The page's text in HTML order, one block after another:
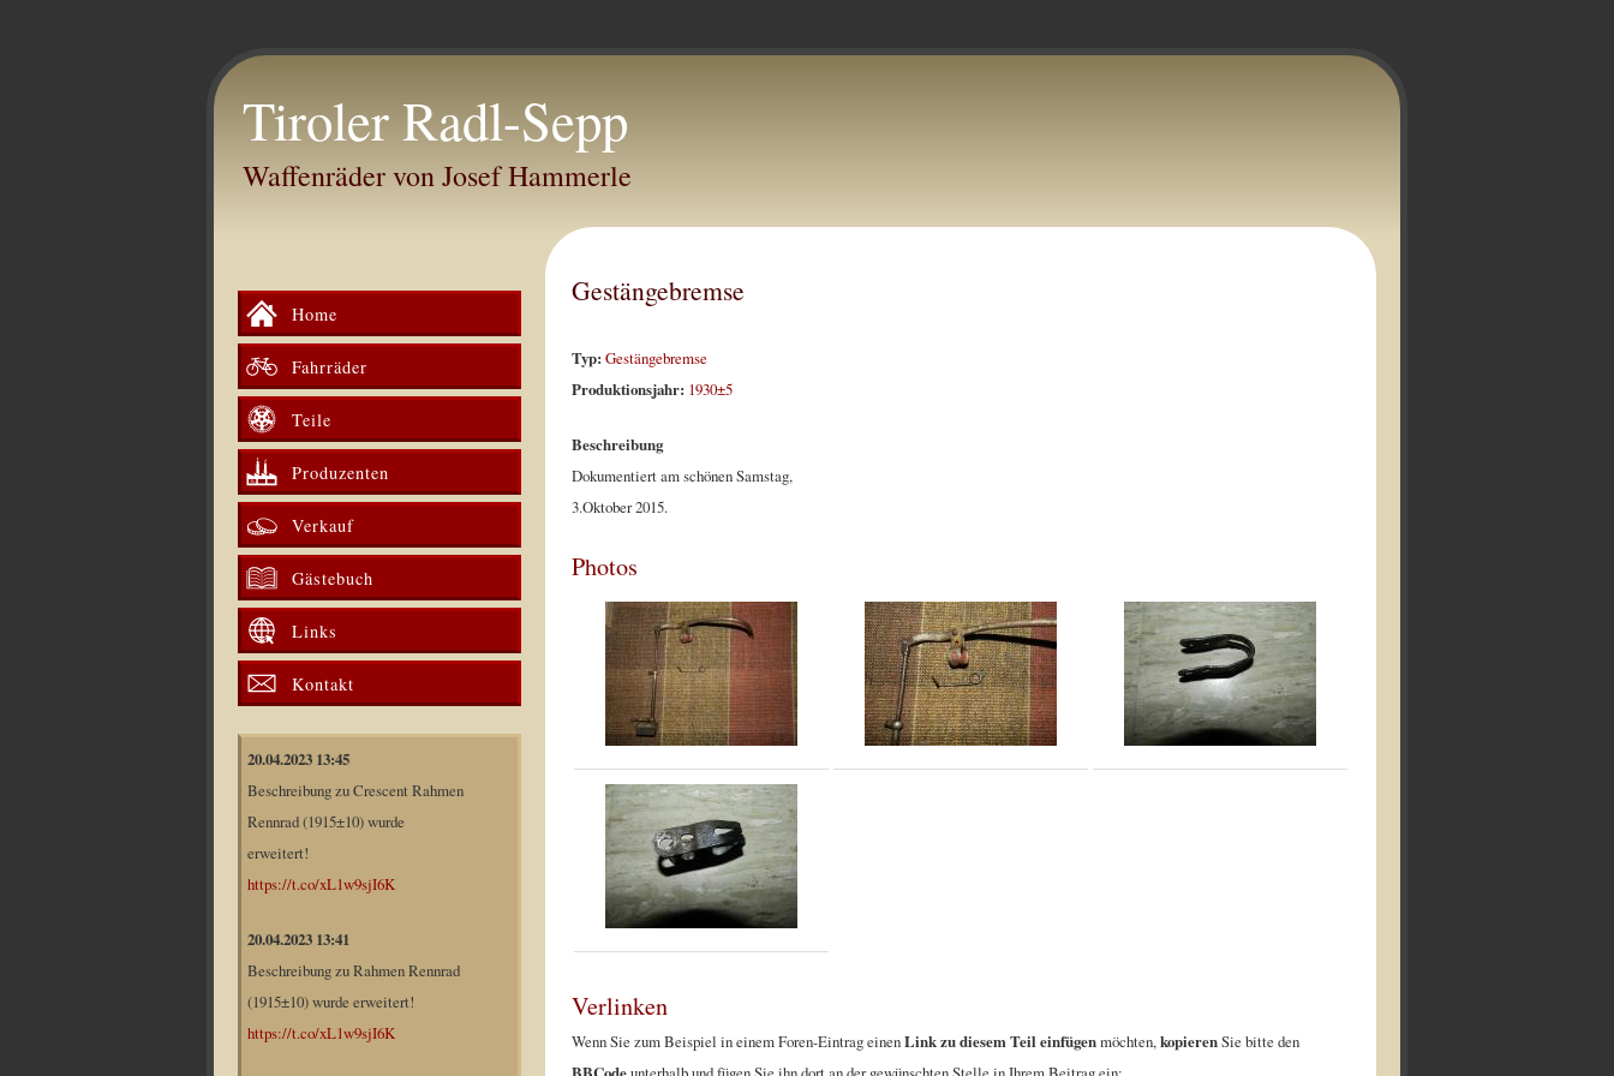
Tiroler Radl-Sepp
Waffenräder von Josef Hammerle
Home
Fahrräder
Teile
Produzenten
Verkauf
Gästebuch
Links
Kontakt
20.04.2023 13:45
Beschreibung zu Crescent Rahmen
Rennrad (1915±10) wurde
erweitert!
https://t.co/xL1w9sjI6K
20.04.2023 13:41
Beschreibung zu Rahmen Rennrad
(1915±10) wurde erweitert!
https://t.co/xL1w9sjI6K
Gestängebremse
Typ: Gestängebremse
Produktionsjahr: 1930±5
Beschreibung
Dokumentiert am schönen Samstag,
3.Oktober 2015.
Photos
Verlinken
Wenn Sie zum Beispiel in einem Foren-Eintrag einenLink zu diesem Teil einfügenmöchten,kopierenSie bitte den